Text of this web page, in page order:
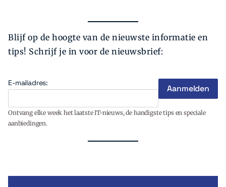
Blijf op de hoogte van de nieuwste informatie en
tips! Schrijf je in voor de nieuwsbrief:
E-mailadres:
Ontvang elke week het laatste IT-nieuws, de handigste tips en speciale
aanbiedingen.